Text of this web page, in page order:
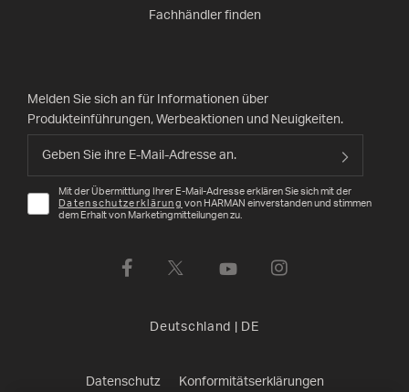
Fachhändler finden
Melden Sie sich an für Informationen über
Produkteinführungen, Werbeaktionen und Neuigkeiten.
Mit der Übermittlung Ihrer E-Mail-Adresse erklären Sie sich mit der
Datenschutzerklärung von HARMAN einverstanden und stimmen
dem Erhalt von Marketingmitteilungen zu.
Deutschland DE
Datenschutz Konformitätserklärungen